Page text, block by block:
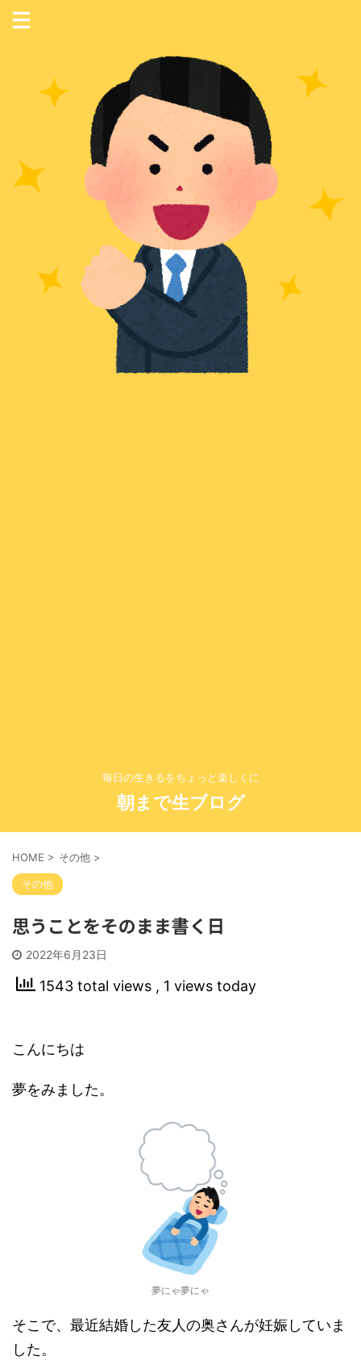
毎日の生きるをちょっと楽しくに
朝まで生ブログ
HOME > その他 >
その他
思うことをそのまま書く日
2022年6月23日
1543 total views , 1 views today
こんにちは
夢をみました。
夢にゃ夢にゃ
そこで、最近結婚した友人の奥さんが妊娠していま
した。